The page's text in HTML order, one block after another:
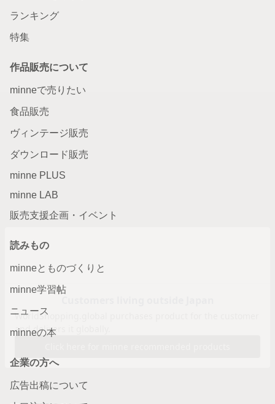
ランキング
特集
作品販売について
minneで売りたい
食品販売
ヴィンテージ販売
ダウンロード販売
minne PLUS
minne LAB
販売支援企画・イベント
読みもの
minneとものづくりと
minne学習帖
ニュース
minneの本
企業の方へ
広告出稿について